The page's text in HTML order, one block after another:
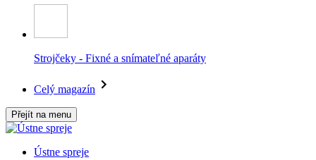
Strojčeky - Fixné a snímateľné aparáty
Celý magazín
Přejít na menu
Ústne spreje